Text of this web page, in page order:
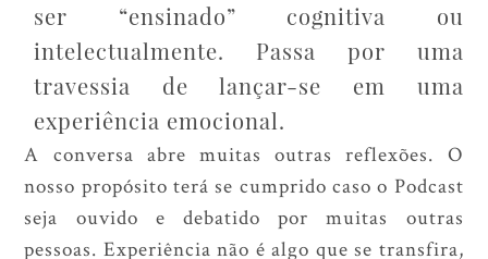
ser “ensinado” cognitiva ou
intelectualmente. Passa por uma
travessia de lançar-se em uma
experiência emocional.
A conversa abre muitas outras reflexões. O
nosso propósito terá se cumprido caso o Podcast
seja ouvido e debatido por muitas outras
pessoas. Experiência não é algo que se transfira,